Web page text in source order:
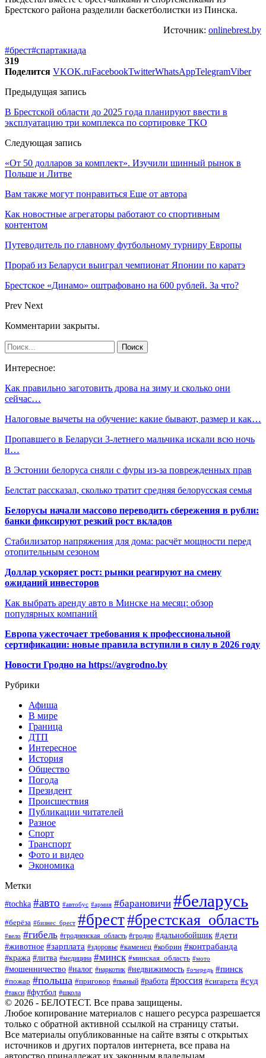
Брестского района разделили баскетболистки из Пинска.
Источник: onlinebrest.by
#брест#спартакиада
319
Поделится VKOK.ruFacebookTwitterWhatsAppTelegramViber
Предыдущая запись
В Брестской области до 2025 года планируют ввести в
эксплуатацию три комплекса по сортировке ТКО
Следующая запись
«От 50 долларов за комплект». Изучили шинный рынок в
Польше и Литве
Вам также могут понравиться Еще от автора
Как новостные агрегаторы работают со спортивным
контентом
Путеводитель по главному футбольному турниру Европы
Прораб из Беларуси выиграл чемпионат Японии по каратэ
Брестское «Динамо» оштрафовано на 600 рублей. За что?
Prev Next
Комментарии закрыты.
Интересное:
Как правильно заготовить дрова на зиму и сколько они
сейчас…
Налоговые вычеты на обучение: какие бывают, размер и как…
Пропавшего в Беларуси 3-летнего мальчика искали всю ночь
и…
В Эстонии белоруса сняли с фуры из-за поврежденных прав
Белстат рассказал, сколько тратит средняя белорусская семья
Белорусы начали массово переводить сбережения в рубли:
банки фиксируют резкий рост вкладов
Стабилизатор напряжения для дома: расчёт мощности перед
отопительным сезоном
Доллар ускоряет рост: рынки реагируют на смену
ожиданий инвесторов
Как выбрать аренду авто в Минске на месяц: обзор
популярных компаний
Европа ужесточает требования к профессиональной
сертификации: новые правила вступили в силу в 2026 году
Новости Гродно на https://avgrodno.by
Рубрики
Афиша
В мире
Граница
ДТП
Интересное
История
Общество
Погода
Президент
Происшествия
Публикации читателей
Разное
Спорт
Транспорт
Фото и видео
Экономика
Метки
#tochka #авто #автобус #армия #барановичи #беларусь
#берёза #бизнес_брест #брест#брестская_область
#вело #гибель #гродненская_область #гродно #дальнобойщик #дети
#животное #зарплата #здоровье #каменец #кобрин #контрабанда
#кража #литва #медицина #минск #минская_область #мото
#мошенничество #налог #наркотик #недвижимость #очередь #пинск
#пожар #польша #приговор #пьяный #работа #россия #сигарета #суд
#такси #футбол #школа
© 2026 - БЕЛОТЕСТ. Все права защищены.
Любое копирование материалов с нашего ресурса разрешается
только с обратной активной ссылкой на страницу статьи.
Все материалы опубликованные на сайте взяты с открытых
источников и других порталов интернета, все права на
авторство принадлежат их законным владельцам.